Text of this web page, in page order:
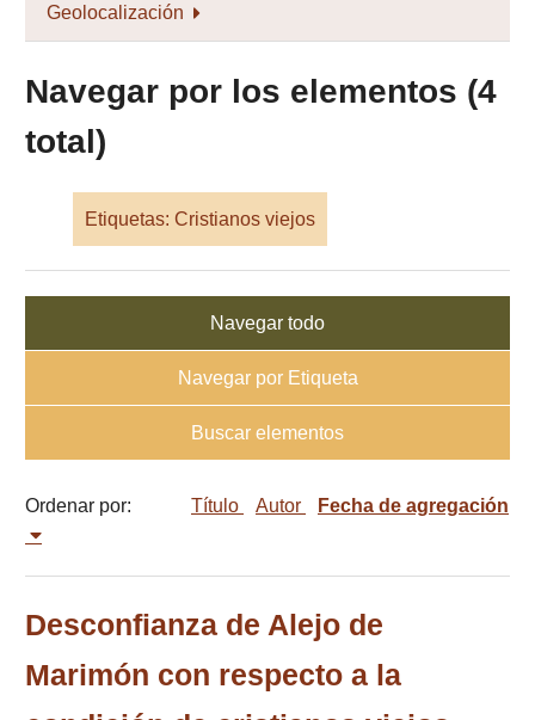
Geolocalización
Navegar por los elementos (4
total)
Etiquetas: Cristianos viejos
Navegar todo
Navegar por Etiqueta
Buscar elementos
Ordenar por: Título Autor Fecha de agregación
Desconfianza de Alejo de
Marimón con respecto a la